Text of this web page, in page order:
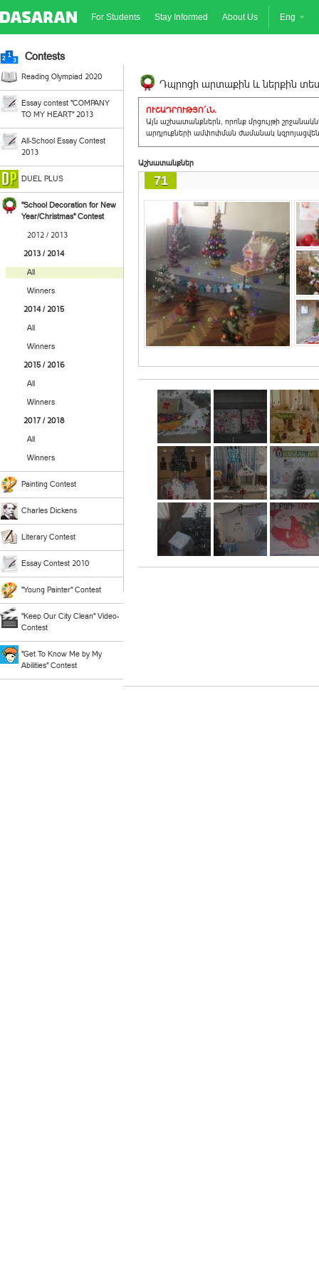
For Students Stay Informed About Us Eng
Contests
Reading Olympiad 2020
Essay contest "COMPANY
TO MY HEART" 2013
All-School Essay Contest
2013
DUEL PLUS
"School Decoration for New
Year/Christmas" Contest
2012 / 2013
2013 / 2014
All
Winners
2014 / 2015
All
Winners
2015 / 2016
All
Winners
2017 / 2018
All
Winners
Painting Contest
Charles Dickens
Literary Contest
Essay Contest 2010
"Young Painter" Contest
"Keep Our City Clean" Video-
Contest
"Get To Know Me by My
Abilities" Contest
Դպրոցի արտաքին և ներքին
ՈՒՇԱԴՐՈՒԹՅՈ´ւՆ.
Այն աշխատանքներն, որոնք մրցույթի
արդյուքների ամփոփման ժամանակ
Աշխատանքներ
71